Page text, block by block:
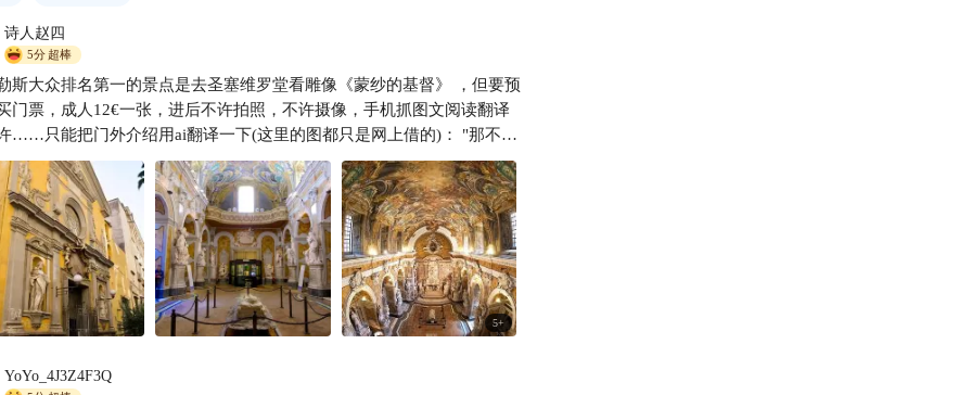
诗人赵四
5分超棒
斯大众排名第一的景点是去圣塞维罗堂看雕像《蒙纱的基督》 ，但要预
门票，成人12€一张，进后不许拍照，不许摄像，手机抓图文阅读翻译
……只能把门外介绍用ai翻译一下(这里的图都只是网上借的)： "那不勒
家朱塞佩·桑马蒂诺的杰作《蒙纱的基督》坐落于圣塞维罗小教堂中殿中
座雕塑呈现了从十字架卸下、裹着神圣尸布的耶稣，艺术家通过大理石
透明纱巾，强化了遗体每一处细节的质感。雕像的诸多特征——微微右
颅、前额暴起的血管、被鼻息轻微吸入的纱巾褶皱、死亡中仍未完全松
手，以及僵直的双腿——赋予了作品惊人的现实主义与戏剧张力。 这件
1753年的雕塑仅耗时数月，由圣塞维罗第七世亲王拉伊蒙多·迪·桑格罗
作。作为欧洲早期启蒙运动的先驱代表，这位亲王既是骁勇的军人、学
版家，也是那不勒斯共济会的首任总导师，但更重要的是，他还是一位
出诸多传说，其中一则正与桑马蒂诺所雕基督的纱巾有关。几个世纪以
5+
YoYo_4J3Z4F3Q